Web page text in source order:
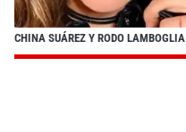
CHINA SUÁREZ Y RODO LAMBOGLIA